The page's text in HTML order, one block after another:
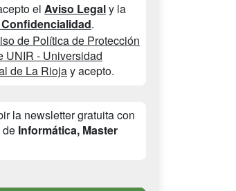
el Aviso Legaly la
.
de Política de Protección
UNIR - Universidad
de La Riojay acepto.
la newsletter gratuita con
de Informática, Master